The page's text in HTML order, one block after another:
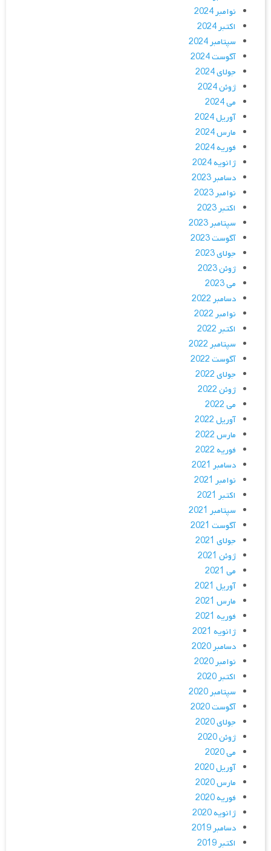
نوامبر 2024
اکتبر 2024
سپتامبر 2024
آگوست 2024
جولای 2024
ژوئن 2024
می 2024
آوریل 2024
مارس 2024
فوریه 2024
ژانویه 2024
دسامبر 2023
نوامبر 2023
اکتبر 2023
سپتامبر 2023
آگوست 2023
جولای 2023
ژوئن 2023
می 2023
دسامبر 2022
نوامبر 2022
اکتبر 2022
سپتامبر 2022
آگوست 2022
جولای 2022
ژوئن 2022
می 2022
آوریل 2022
مارس 2022
فوریه 2022
دسامبر 2021
نوامبر 2021
اکتبر 2021
سپتامبر 2021
آگوست 2021
جولای 2021
ژوئن 2021
می 2021
آوریل 2021
مارس 2021
فوریه 2021
ژانویه 2021
دسامبر 2020
نوامبر 2020
اکتبر 2020
سپتامبر 2020
آگوست 2020
جولای 2020
ژوئن 2020
می 2020
آوریل 2020
مارس 2020
فوریه 2020
ژانویه 2020
دسامبر 2019
اکتبر 2019